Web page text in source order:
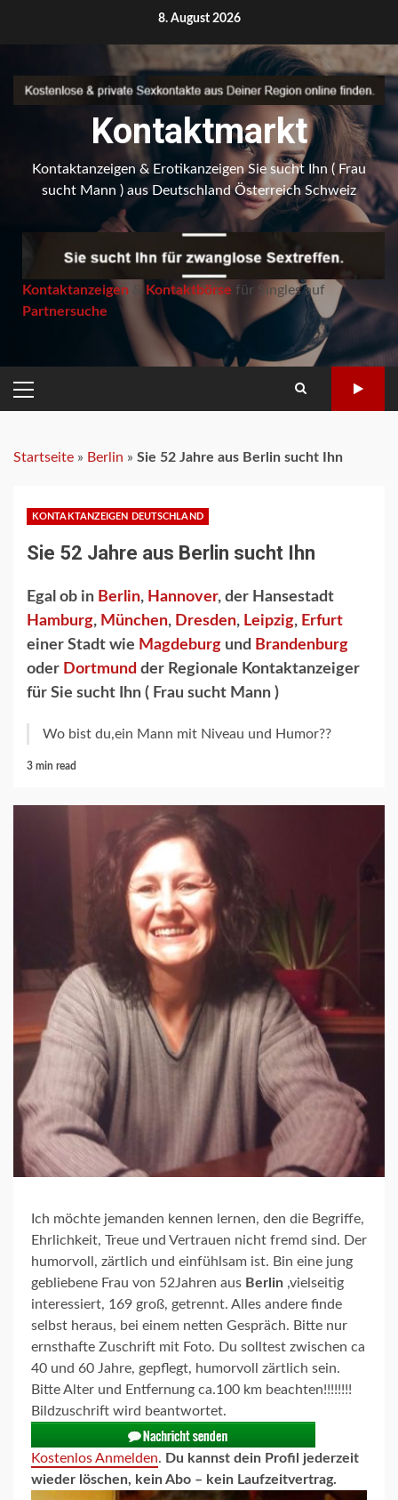
8. August 2026
Kontaktmarkt
Kontaktanzeigen & Erotikanzeigen Sie sucht Ihn ( Frau
sucht Mann ) aus Deutschland Österreich Schweiz
Kontaktanzeigen & Kontaktbörse für Singles auf
Partnersuche
PRIMARY
MENU
Startseite » Berlin » Sie 52 Jahre aus Berlin sucht Ihn
KONTAKTANZEIGEN DEUTSCHLAND
Sie 52 Jahre aus Berlin sucht Ihn
Egal ob in Berlin, Hannover, der Hansestadt
Hamburg, München, Dresden, Leipzig, Erfurt
einer Stadt wie Magdeburg und Brandenburg
oder Dortmund der Regionale Kontaktanzeiger
für Sie sucht Ihn ( Frau sucht Mann )
Wo bist du,ein Mann mit Niveau und Humor??
3 min read
Ich möchte jemanden kennen lernen, den die Begriffe,
Ehrlichkeit, Treue und Vertrauen nicht fremd sind. Der
humorvoll, zärtlich und einfühlsam ist. Bin eine jung
gebliebene Frau von 52Jahren aus Berlin ,vielseitig
interessiert, 169 groß, getrennt. Alles andere finde
selbst heraus, bei einem netten Gespräch. Bitte nur
ernsthafte Zuschrift mit Foto. Du solltest zwischen ca
40 und 60 Jahre, gepflegt, humorvoll zärtlich sein.
Bitte Alter und Entfernung ca.100 km beachten!!!!!!!!
Bildzuschrift wird beantwortet.
Kostenlos Anmelden. Du kannst dein Profil jederzeit
wieder löschen, kein Abo – kein Laufzeitvertrag.